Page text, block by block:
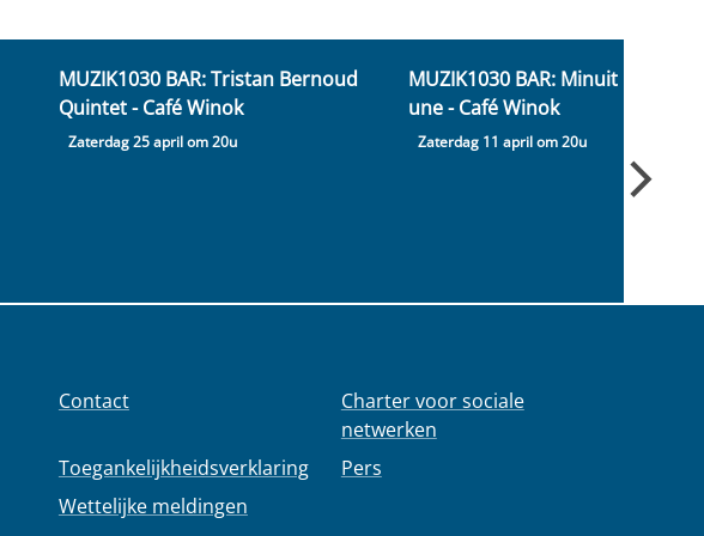
MUZIK1030 BAR: Tristan Bernoud
Quintet - Café Winok
Zaterdag 25 april om 20u
MUZIK1030 BAR: Minuit
une - Café Winok
Zaterdag 11 april om 20u
Contact
Toegankelijkheidsverklaring
Wettelijke meldingen
Charter voor sociale
netwerken
Pers